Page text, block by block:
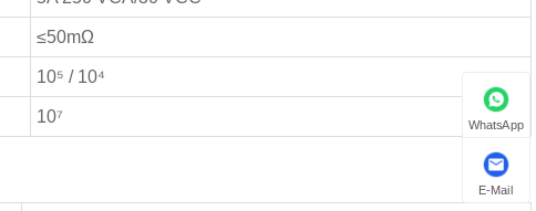
≤50mΩ
10⁵ / 10⁴
10⁷ WhatsApp
E-Mail